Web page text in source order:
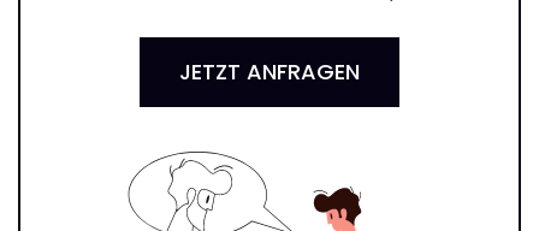
JETZT ANFRAGEN